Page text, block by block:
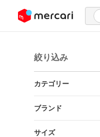
ツにスキップ
絞り込み
カテゴリー
ブランド
サイズ